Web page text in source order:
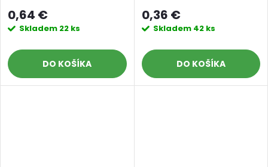
0,64 €
Skladem 22 ks
DO KOŠÍKA
0,36 €
Skladem 42 ks
DO KOŠÍKA